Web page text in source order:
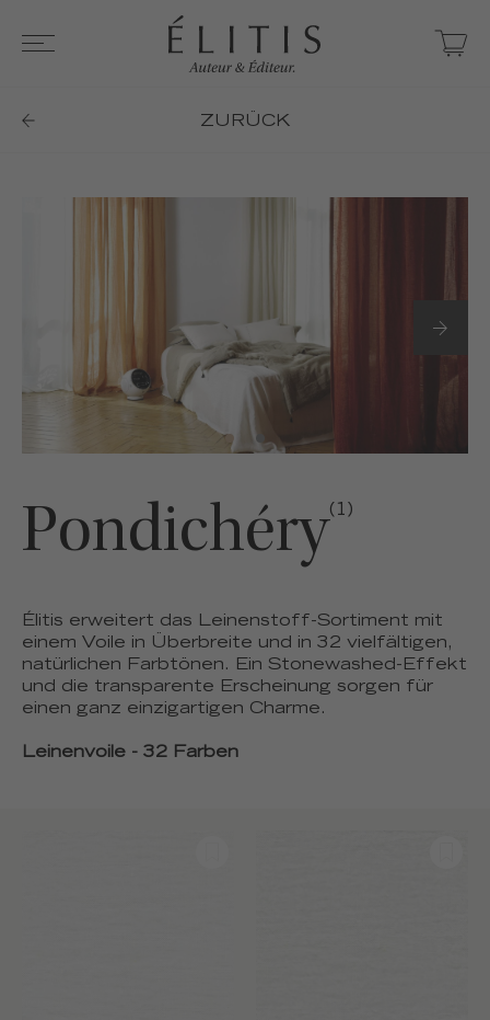
ZURÜCK
Pondichéry(1)
Élitis erweitert das Leinenstoff-Sortiment mit
einem Voile in Überbreite und in 32 vielfältigen,
natürlichen Farbtönen. Ein Stonewashed-Effekt
und die transparente Erscheinung sorgen für
einen ganz einzigartigen Charme.
Leinenvoile - 32 Farben